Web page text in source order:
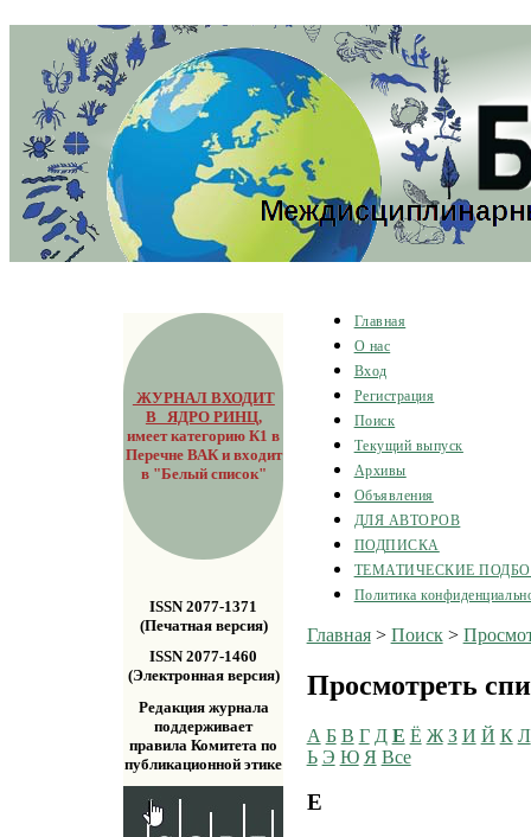
ЖУРНАЛ ВХОДИТ
В ЯДРО РИНЦ,
имеет категорию К1 в
Перечне ВАК и входит
в "Белый список"
ISSN 2077-1371
(Печатная версия)
ISSN 2077-1460
(Электронная версия)
Редакция журнала
поддерживает
правила Комитета по
публикационной этике
Главная
О нас
Вход
Регистрация
Поиск
Текущий выпуск
Архивы
Объявления
ДЛЯ АВТОРОВ
ПОДПИСКА
ТЕМАТИЧЕСКИЕ
Политика
Главная> Поиск>
Просмотреть
А Б В Г Д Е Ё Ж З И Й К Л
Ь Э Ю Я Все
Е